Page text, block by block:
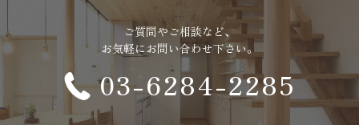
ご質問やご相談など、
お気軽にお問い合わせ下さい。
03-6284-2285